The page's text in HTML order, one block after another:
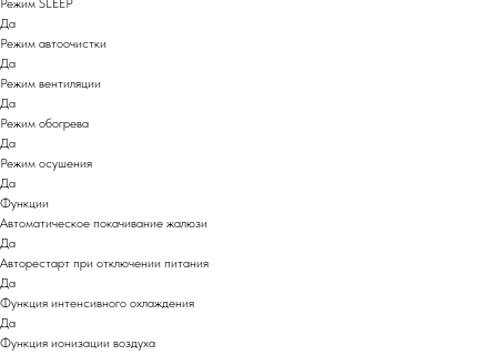
Режим SLEEP
Да
Режим автоочистки
Да
Режим вентиляции
Да
Режим обогрева
Да
Режим осушения
Да
Функции
Автоматическое покачивание жалюзи
Да
Авторестарт при отключении питания
Да
Функция интенсивного охлаждения
Да
Функция ионизации воздуха